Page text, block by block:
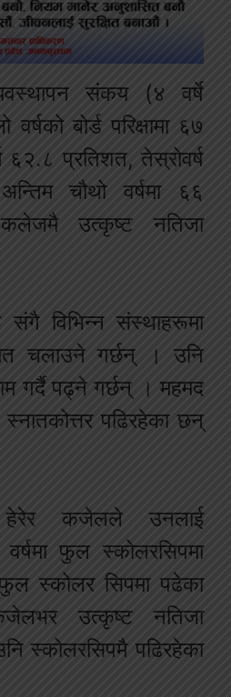
संकय(४
वर्षे
वर्षको बोर्ड परिक्षामा ६७
६२.८ प्रतिशत,तेस्रोवर्ष
अन्तिम चौथो वर्षमा
६६
कलेजमै उत्कृष्ट
नतिजा
संगै विभिन्न संस्थाहरूमा
चलाउने गर्छन् ।
उनि
गर्दै पढ्ने गर्छन् । महमद
स्नातकोत्तर पढिरहेका छन्
हेरेर कजेलले
उनलाई
वर्षमा फुल स्कोलरसिपमा
स्कोलर सिपमा पढेका
उत्कृष्ट
नतिजा
स्कोलरसिपमै पढिरहेका